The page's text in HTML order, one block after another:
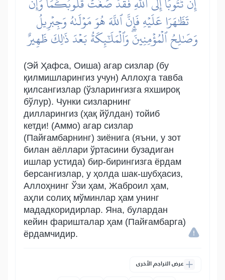
تَظَٰهَرَا عَلَيۡهِ فَإِنَّ ٱللَّهَ هُوَ مَوۡلَىٰهُ وَجِبۡرِيلُ
وَصَٰلِحُ ٱلۡمُؤۡمِنِينَۖ وَٱلۡمَلَٰٓئِكَةُ بَعۡدَ ذَٰلِكَ ظَهِيرٌ
(Эй Ҳафса, Оиша) агар сизлар (бу
қилмишларингиз учун) Аллоҳга тавба
қилсангизлар (ўзларингизга яхшироқ
бўлур). Чунки сизларнинг
дилларингиз (ҳақ йўлдан) тойиб
кетди! (Аммо) агар сизлар
(Пайғамбарнинг) зиёнига (яъни, у зот
билан аёллари ўртасини бузадиган
ишлар устида) бир-бирингизга ёрдам
берсангизлар, у ҳолда шак-шубҳасиз,
Аллоҳнинг Ўзи ҳам, Жаброил ҳам,
аҳли солиҳ мўминлар ҳам унинг
мададкоридирлар. Яна, булардан
кейин фаришталар ҳам (Пайғамбарга)
ёрдамчидир.
عرض التراجم الأخرى